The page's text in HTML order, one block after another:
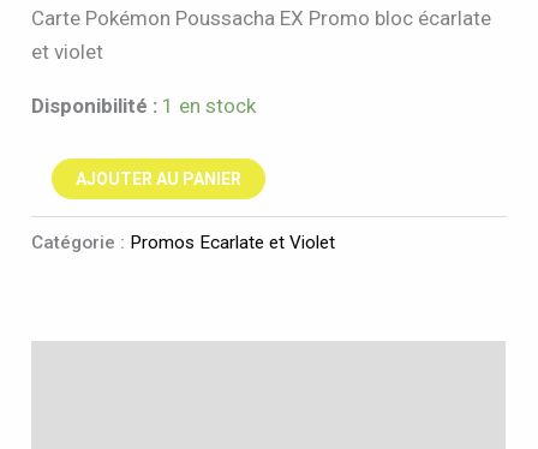
Carte Pokémon Poussacha EX Promo bloc écarlate
et violet
Disponibilité : 1 en stock
AJOUTER AU PANIER
Catégorie : Promos Ecarlate et Violet